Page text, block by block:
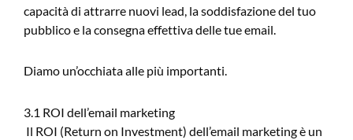
capacità di attrarre nuovi lead, la soddisfazione del tuo
pubblico e la consegna effettiva delle tue email.
Diamo un’occhiata alle più importanti.
3.1 ROI dell’email marketing
Il ROI (Return on Investment) dell’email marketing è un